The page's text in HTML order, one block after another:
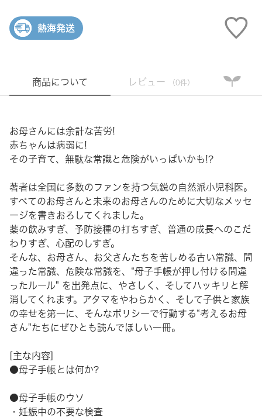
熱海発送
商品について レビュー （0件）
お母さんには余計な苦労!
赤ちゃんは病弱に!
その子育て、無駄な常識と危険がいっぱいかも!?
著者は全国に多数のファンを持つ気鋭の自然派小児科医。
すべてのお母さんと未来のお母さんのために大切なメッセ
ージを書きおろしてくれました。
薬の飲みすぎ、予防接種の打ちすぎ、普通の成長へのこだ
わりすぎ、心配のしすぎ。
そんな、お母さん、お父さんたちを苦しめる古い常識、間
違った常識、危険な常識を、“母子手帳が押し付ける間違
ったルール" を出発点に、やさしく、そしてハッキリと解
消してくれます。アタマをやわらかく、そして子供と家族
の幸せを第一に、そんなポリシーで行動する“考えるお母
さん"たちにぜひとも読んでほしい一冊。
[主な内容]
●母子手帳とは何か?
●母子手帳のウソ
・妊娠中の不要な検査